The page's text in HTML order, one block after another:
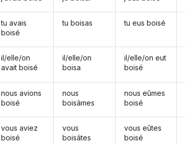
tu avais
boisé
il/elle/on
avait boisé
nous avions
boisé
vous aviez
boisé
tu boisas
il/elle/on
boisa
nous
boisâmes
vous
boisâtes
tu eus boisé
il/elle/on eut
boisé
nous eûmes
boisé
vous eûtes
boisé